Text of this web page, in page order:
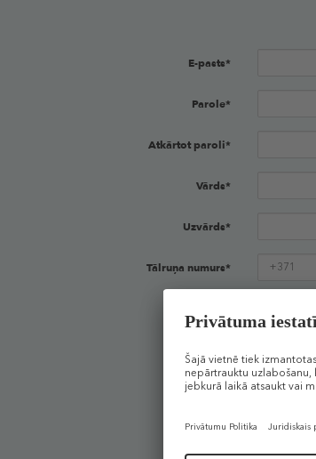
E-pasts*
Parole*
Atkārtot paroli*
Vārds*
Uzvārds*
Tālruņa numurs*
Vēlos